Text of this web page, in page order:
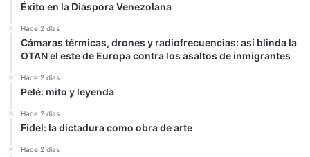
Éxito en la Diáspora Venezolana
Hace 2 días
Cámaras térmicas, drones y radiofrecuencias: así blinda la
OTAN el este de Europa contra los asaltos de inmigrantes
Hace 2 días
Pelé: mito y leyenda
Hace 2 días
Fidel: la dictadura como obra de arte
Hace 2 días